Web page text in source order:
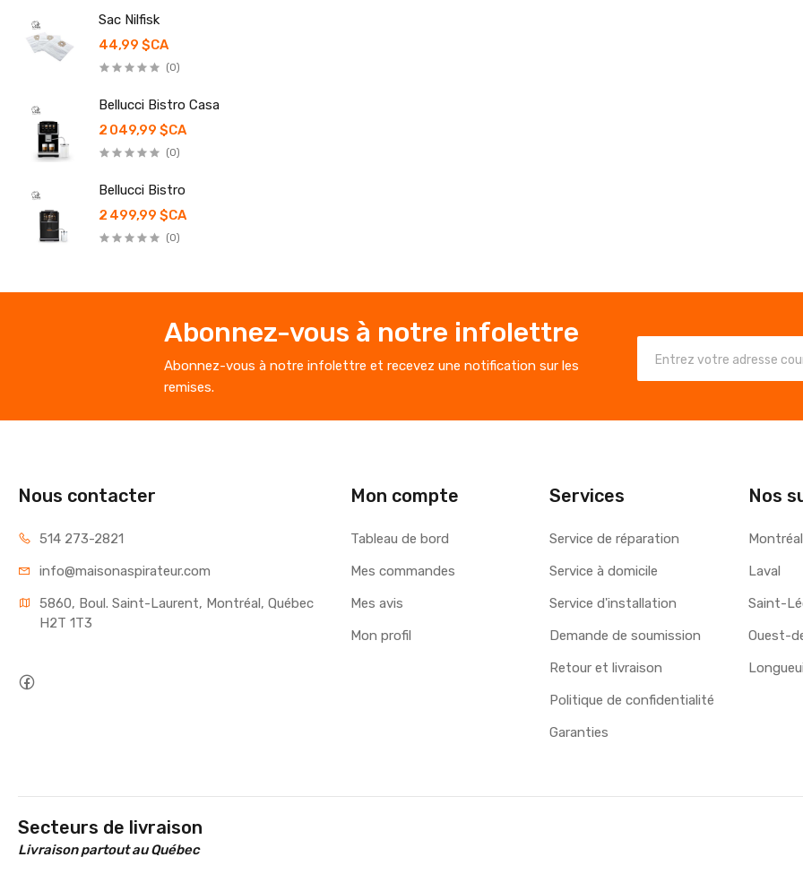
Sac Nilfisk
44,99 $CA
(0)
Bellucci Bistro Casa
2 049,99 $CA
(0)
Bellucci Bistro
2 499,99 $CA
(0)
Abonnez-vous à notre infolettre
Abonnez-vous à notre infolettre et recevez une notification sur les
remises.
Nous contacter
514 273-2821
info@maisonaspirateur.com
5860, Boul. Saint-Laurent, Montréal, Québec
H2T 1T3
Mon compte
Tableau de bord
Mes commandes
Mes avis
Mon profil
Services
Service de réparation
Service à domicile
Service d'installation
Demande de soumission
Retour et livraison
Politique de confidentialité
Garanties
Nos
Montréal
Laval
Saint-
Ouest-
Secteurs de livraison
Livraison partout au Québec